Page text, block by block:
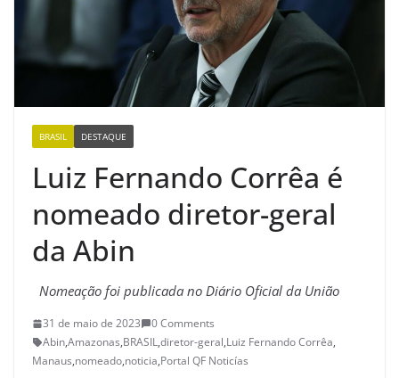
BRASIL DESTAQUE
Luiz Fernando Corrêa é
nomeado diretor-geral
da Abin
Nomeação foi publicada no Diário Oficial da União
31 de maio de 2023
0 Comments
Abin,Amazonas,BRASIL,diretor-geral,Luiz Fernando Corrêa,
Manaus,nomeado,noticia,Portal QF Noticías